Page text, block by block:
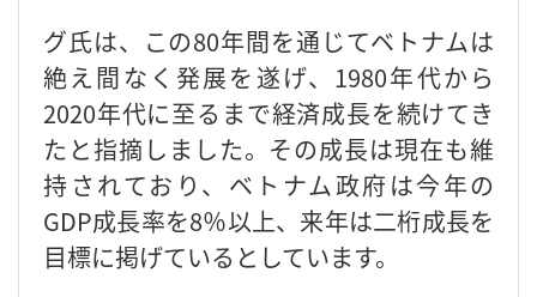
グ氏は、この80年間を通じてベトナムは
絶え間なく発展を遂げ、1980年代から
2020年代に至るまで経済成長を続けてき
たと指摘しました。その成長は現在も維
持されており、ベトナム政府は今年の
GDP成長率を8％以上、来年は二桁成長を
目標に掲げているとしています。